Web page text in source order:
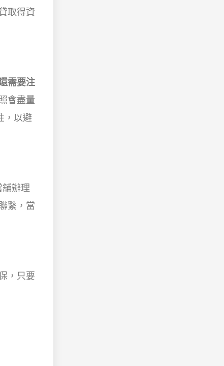
取得資
需要注
會盡量
，以避
辦理
繫，當
，只要